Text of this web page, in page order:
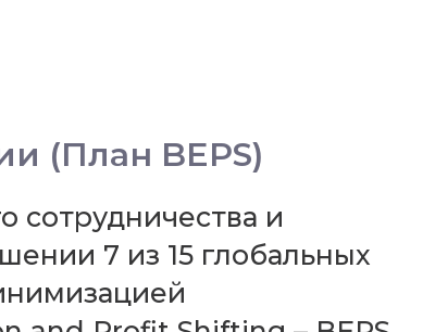
(План BEPS)
сотрудничества и
7 из 15 глобальных